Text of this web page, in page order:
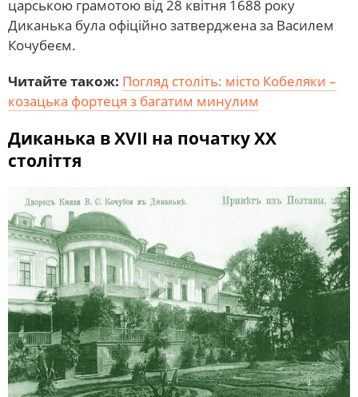
царською грамотою від 28 квітня 1688 року
Диканька була офіційно затверджена за Василем
Кочубеєм.
Читайте також: Погляд століть: місто Кобеляки –
козацька фортеця з багатим минулим
Диканька в XVII на початку XX
століття